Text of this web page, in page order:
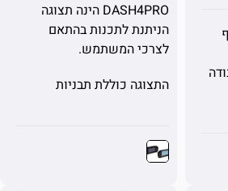
DASH4PRO הינה תצוגה
הניתנת לתכנות בהתאם
לצרכי המשתמש.
התצוגה כוללת תבניות